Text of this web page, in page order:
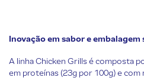
Inovação em sabor e
A linha Chicken Grills é composta
em proteínas (23g por 100g) e com